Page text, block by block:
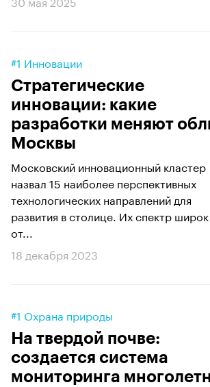
#1 Инновации
Стратегические
инновации: какие
разработки меняют
Москвы
Московский инновационный кластер
назвал 15 наиболее перспективных
технологических направлений для
развития в столице. Их спектр
от...
18 декабря 2023
#1 Охрана природы
На твердой почве:
создается система
мониторинга